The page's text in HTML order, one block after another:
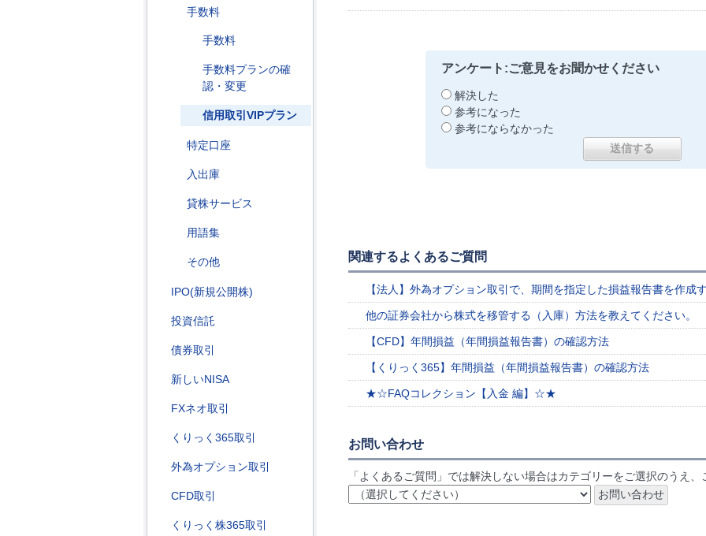
手数料
手数料
手数料プランの確
認・変更
信用取引VIPプラン
特定口座
入出庫
貸株サービス
用語集
その他
IPO(新規公開株)
投資信託
債券取引
新しいNISA
FXネオ取引
くりっく365取引
外為オプション取引
CFD取引
くりっく株365取引
アンケート:ご意見をお聞かせください
解決した
参考になった
参考にならなかった
関連するよくあるご質問
【法人】外為オプション取引で、期間を指定した損益報告書を作成
他の証券会社から株式を移管する（入庫）方法を教えてください。
【CFD】年間損益（年間損益報告書）の確認方法
【くりっく365】年間損益（年間損益報告書）の確認方法
★☆FAQコレクション【入金 編】☆★
お問い合わせ
「よくあるご質問」では解決しない場合はカテゴリーをご選択のうえ